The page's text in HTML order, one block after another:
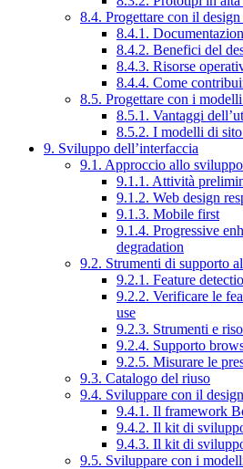
8.4. Progettare con il
8.4.1.
8.4.2. Benefici del
8.4.3. Risorse
8.4.4. Come
8.5. Progettare con i
8.5.1. Vantaggi
8.5.2. I modelli di
9. Sviluppo dell’interfaccia
9.1. Approccio allo sviluppo
9.1.1. Attività
9.1.2. Web design
9.1.3. Mobile first
9.1.4. Progressive
degradation
9.2. Strumenti di supporto
9.2.1. Feature
9.2.2. Verificare le
use
9.2.3. Strumenti e
9.2.4. Supporto
9.2.5. Misurare le
9.3. Catalogo del riuso
9.4. Sviluppare con il
9.4.1. Il framework
9.4.2. Il kit di
9.4.3. Il kit di
9.5. Sviluppare con i